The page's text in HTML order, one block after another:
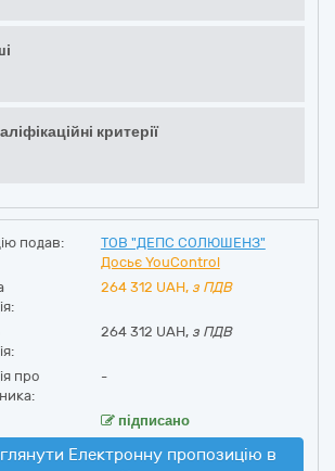
критерії
подав:
ТОВ "ДЕПС СОЛЮШЕНЗ"
Досьє YouControl
264 312 UAH, з ПДВ
264 312 UAH, з ПДВ
про
-
підписано
Електронну пропозицію в